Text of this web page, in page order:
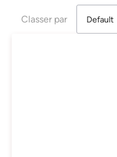
Classer par